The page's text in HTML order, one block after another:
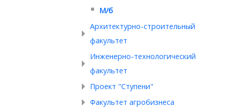
М/б
Архитектурно-строительный
факультет
Инженерно-технологический
факультет
Проект "Ступени"
Факультет агробизнеса